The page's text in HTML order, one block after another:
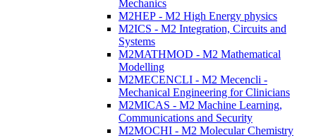
Mechanics
M2HEP - M2 High Energy physics
M2ICS - M2 Integration, Circuits and
Systems
M2MATHMOD - M2 Mathematical
Modelling
M2MECENCLI - M2 Mecencli -
Mechanical Engineering for Clinicians
M2MICAS - M2 Machine Learning,
Communications and Security
M2MOCHI - M2 Molecular Chemistry